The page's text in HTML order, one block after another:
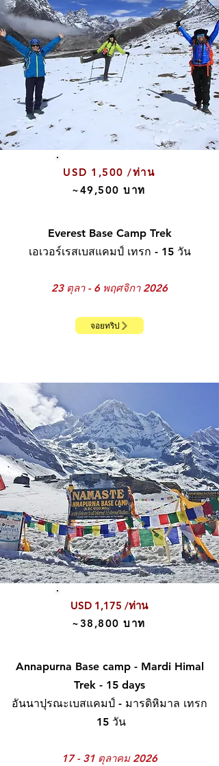
USD 1,500 /ท่าน
~49,500 บาท
Everest Base Camp Trek
เอเวอร์เรสเบสแคมป์ เทรก - 15 วัน
23 ตุลา - 6 พฤศจิกา 2026
จอยทริป
USD 1,175 /ท่าน
~38,800 บาท
Annapurna Base camp - Mardi Himal
Trek - 15 days
อันนาปุรณะเบสแคมป์ - มารดิหิมาล เทรก
15 วัน
17 - 31 ตุลาคม 2026